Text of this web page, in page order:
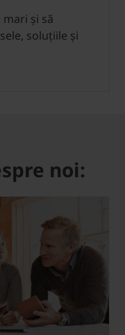
și să
soluțiile și
noi: